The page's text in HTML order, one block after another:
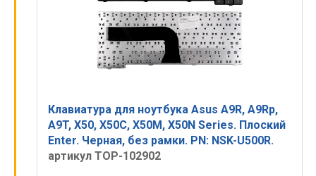
Клавиатура для ноутбука Asus A9R, A9Rp,
A9T, X50, X50C, X50M, X50N Series. Плоский
Enter. Черная, без рамки. PN: NSK-U500R.
артикул TOP-102902